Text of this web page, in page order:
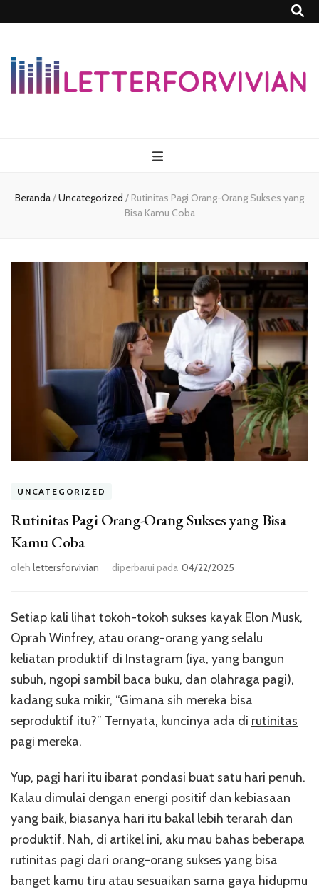
Beranda/Uncategorized / Rutinitas Pagi Orang-Orang Sukses yang
Bisa Kamu Coba
UNCATEGORIZED
Rutinitas Pagi Orang-Orang Sukses yang Bisa
Kamu Coba
oleh lettersforvivian diperbarui pada 04/22/2025
Setiap kali lihat tokoh-tokoh sukses kayak Elon Musk,
Oprah Winfrey, atau orang-orang yang selalu
keliatan produktif di Instagram (iya, yang bangun
subuh, ngopi sambil baca buku, dan olahraga pagi),
kadang suka mikir, “Gimana sih mereka bisa
seproduktif itu?” Ternyata, kuncinya ada di rutinitas
pagi mereka.
Yup, pagi hari itu ibarat pondasi buat satu hari penuh.
Kalau dimulai dengan energi positif dan kebiasaan
yang baik, biasanya hari itu bakal lebih terarah dan
produktif. Nah, di artikel ini, aku mau bahas beberapa
rutinitas pagi dari orang-orang sukses yang bisa
banget kamu tiru atau sesuaikan sama gaya hidupmu